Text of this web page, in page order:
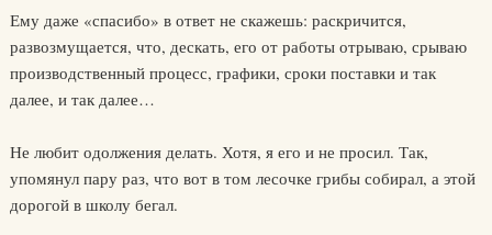
Ему даже «спасибо» в ответ не скажешь: раскричится,
развозмущается, что, дескать, его от работы отрываю, срываю
производственный процесс, графики, сроки поставки и так
далее, и так далее…
Не любит одолжения делать. Хотя, я его и не просил. Так,
упомянул пару раз, что вот в том лесочке грибы собирал, а этой
дорогой в школу бегал.